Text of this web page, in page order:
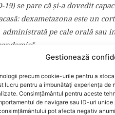
Gestionează
precum cookie-urile pentru a
lucru pentru a îmbunătăți experiența de
Consimțământul pentru aceste
de navigare sau ID-uri
pot afecta negativ
se pare că și-a dovedit
dexametazona este un
pe cale orală sau